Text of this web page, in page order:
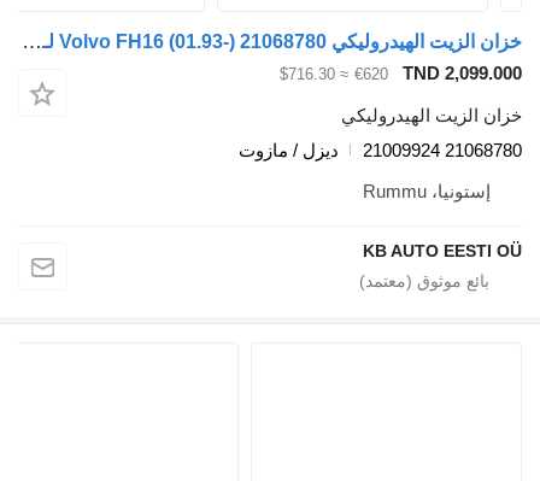
خزان الزيت الهيدروليكي Volvo FH16 (01.93-) 21068780 لـ السيارات القاطرة Volvo FH12, FH16, NH12, FH, VNL780 (1993-2014)
TND 2,099.000
€620
≈ $716.30
خزان الزيت الهيدروليكي
21068780 21009924
ديزل / مازوت
إستونيا، Rummu
KB AUTO EESTI OÜ